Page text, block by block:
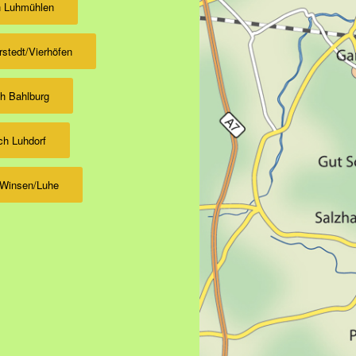
Luhmühlen
Vierhöfen
Bahlburg
Luhdorf
Luhe